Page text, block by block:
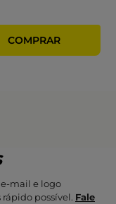
mail e logo
possível. Fale